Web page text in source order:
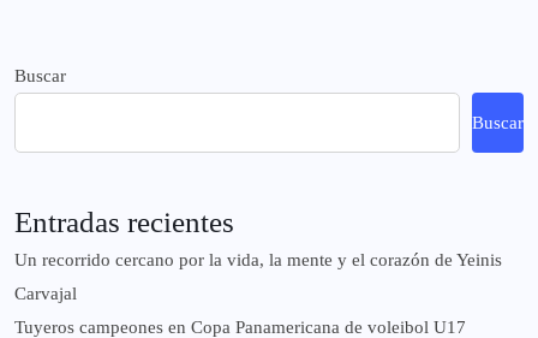
Buscar
Buscar
Entradas recientes
Un recorrido cercano por la vida, la mente y el corazón de Yeinis
Carvajal
Tuyeros campeones en Copa Panamericana de voleibol U17